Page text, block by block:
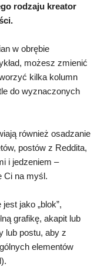
rodzaju kreator
w obrębie
możesz zmienić
kilka kolumn
do wyznaczonych
również osadzanie
postów z Reddita,
i jedzeniem –
Ci na myśl.
jako „blok”,
grafikę, akapit lub
lub postu, aby z
elementów